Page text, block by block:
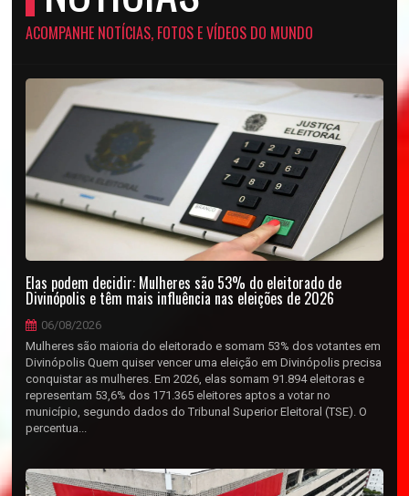
ACOMPANHE NOTÍCIAS, FOTOS E VÍDEOS DO MUNDO
Elas podem decidir: Mulheres são 53% do eleitorado de
Divinópolis e têm mais influência nas eleições de 2026
06/08/2026
Mulheres são maioria do eleitorado e somam 53% dos votantes em
Divinópolis Quem quiser vencer uma eleição em Divinópolis precisa
conquistar as mulheres. Em 2026, elas somam 91.894 eleitoras e
representam 53,6% dos 171.365 eleitores aptos a votar no
município, segundo dados do Tribunal Superior Eleitoral (TSE). O
percentua...